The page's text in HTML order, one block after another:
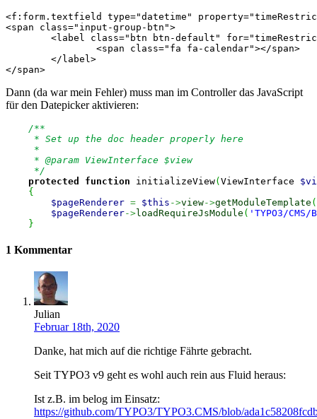
<f:form.textfield type="datetime"
<span class="input-group-btn">
</span>
Dann (da war mein Fehler) muss man im Controller das JavaScript
für den Datepicker aktivieren:
/**
     * Set up the doc header properly here
     *
     * @param ViewInterface $view
     */
protected
function initializeView( ViewInterface
{
$pageRenderer = $this ->view->getModuleTemplate (
$pageRenderer->loadRequireJsModule ( 'TYPO3/
}
1 Kommentar
Julian
Februar 18th, 2020
Danke, hat mich auf die richtige Fährte gebracht.
Seit TYPO3 v9 geht es wohl auch rein aus Fluid heraus:
Ist z.B. im belog im Einsatz:
https://github.com/TYPO3/TYPO3.CMS/blob/